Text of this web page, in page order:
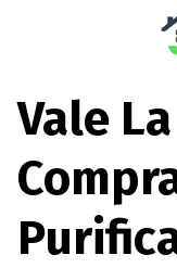
contenido
Vale